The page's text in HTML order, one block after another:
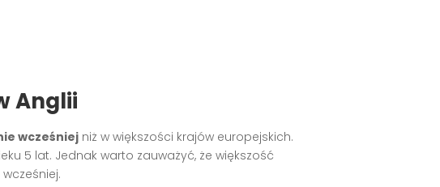
Anglii
wcześniej niż w większości krajów europejskich.
5 lat. Jednak warto zauważyć, że większość